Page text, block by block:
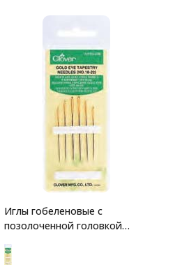
Иглы гобеленовые с
позолоченной головкой